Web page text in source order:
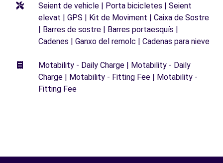
Seient de vehicle | Porta bicicletes | Seient
elevat | GPS | Kit de Moviment | Caixa de Sostre
| Barres de sostre | Barres portaesquís |
Cadenes | Ganxo del remolc | Cadenas para nieve
Motability - Daily Charge | Motability - Daily
Charge | Motability - Fitting Fee | Motability -
Fitting Fee